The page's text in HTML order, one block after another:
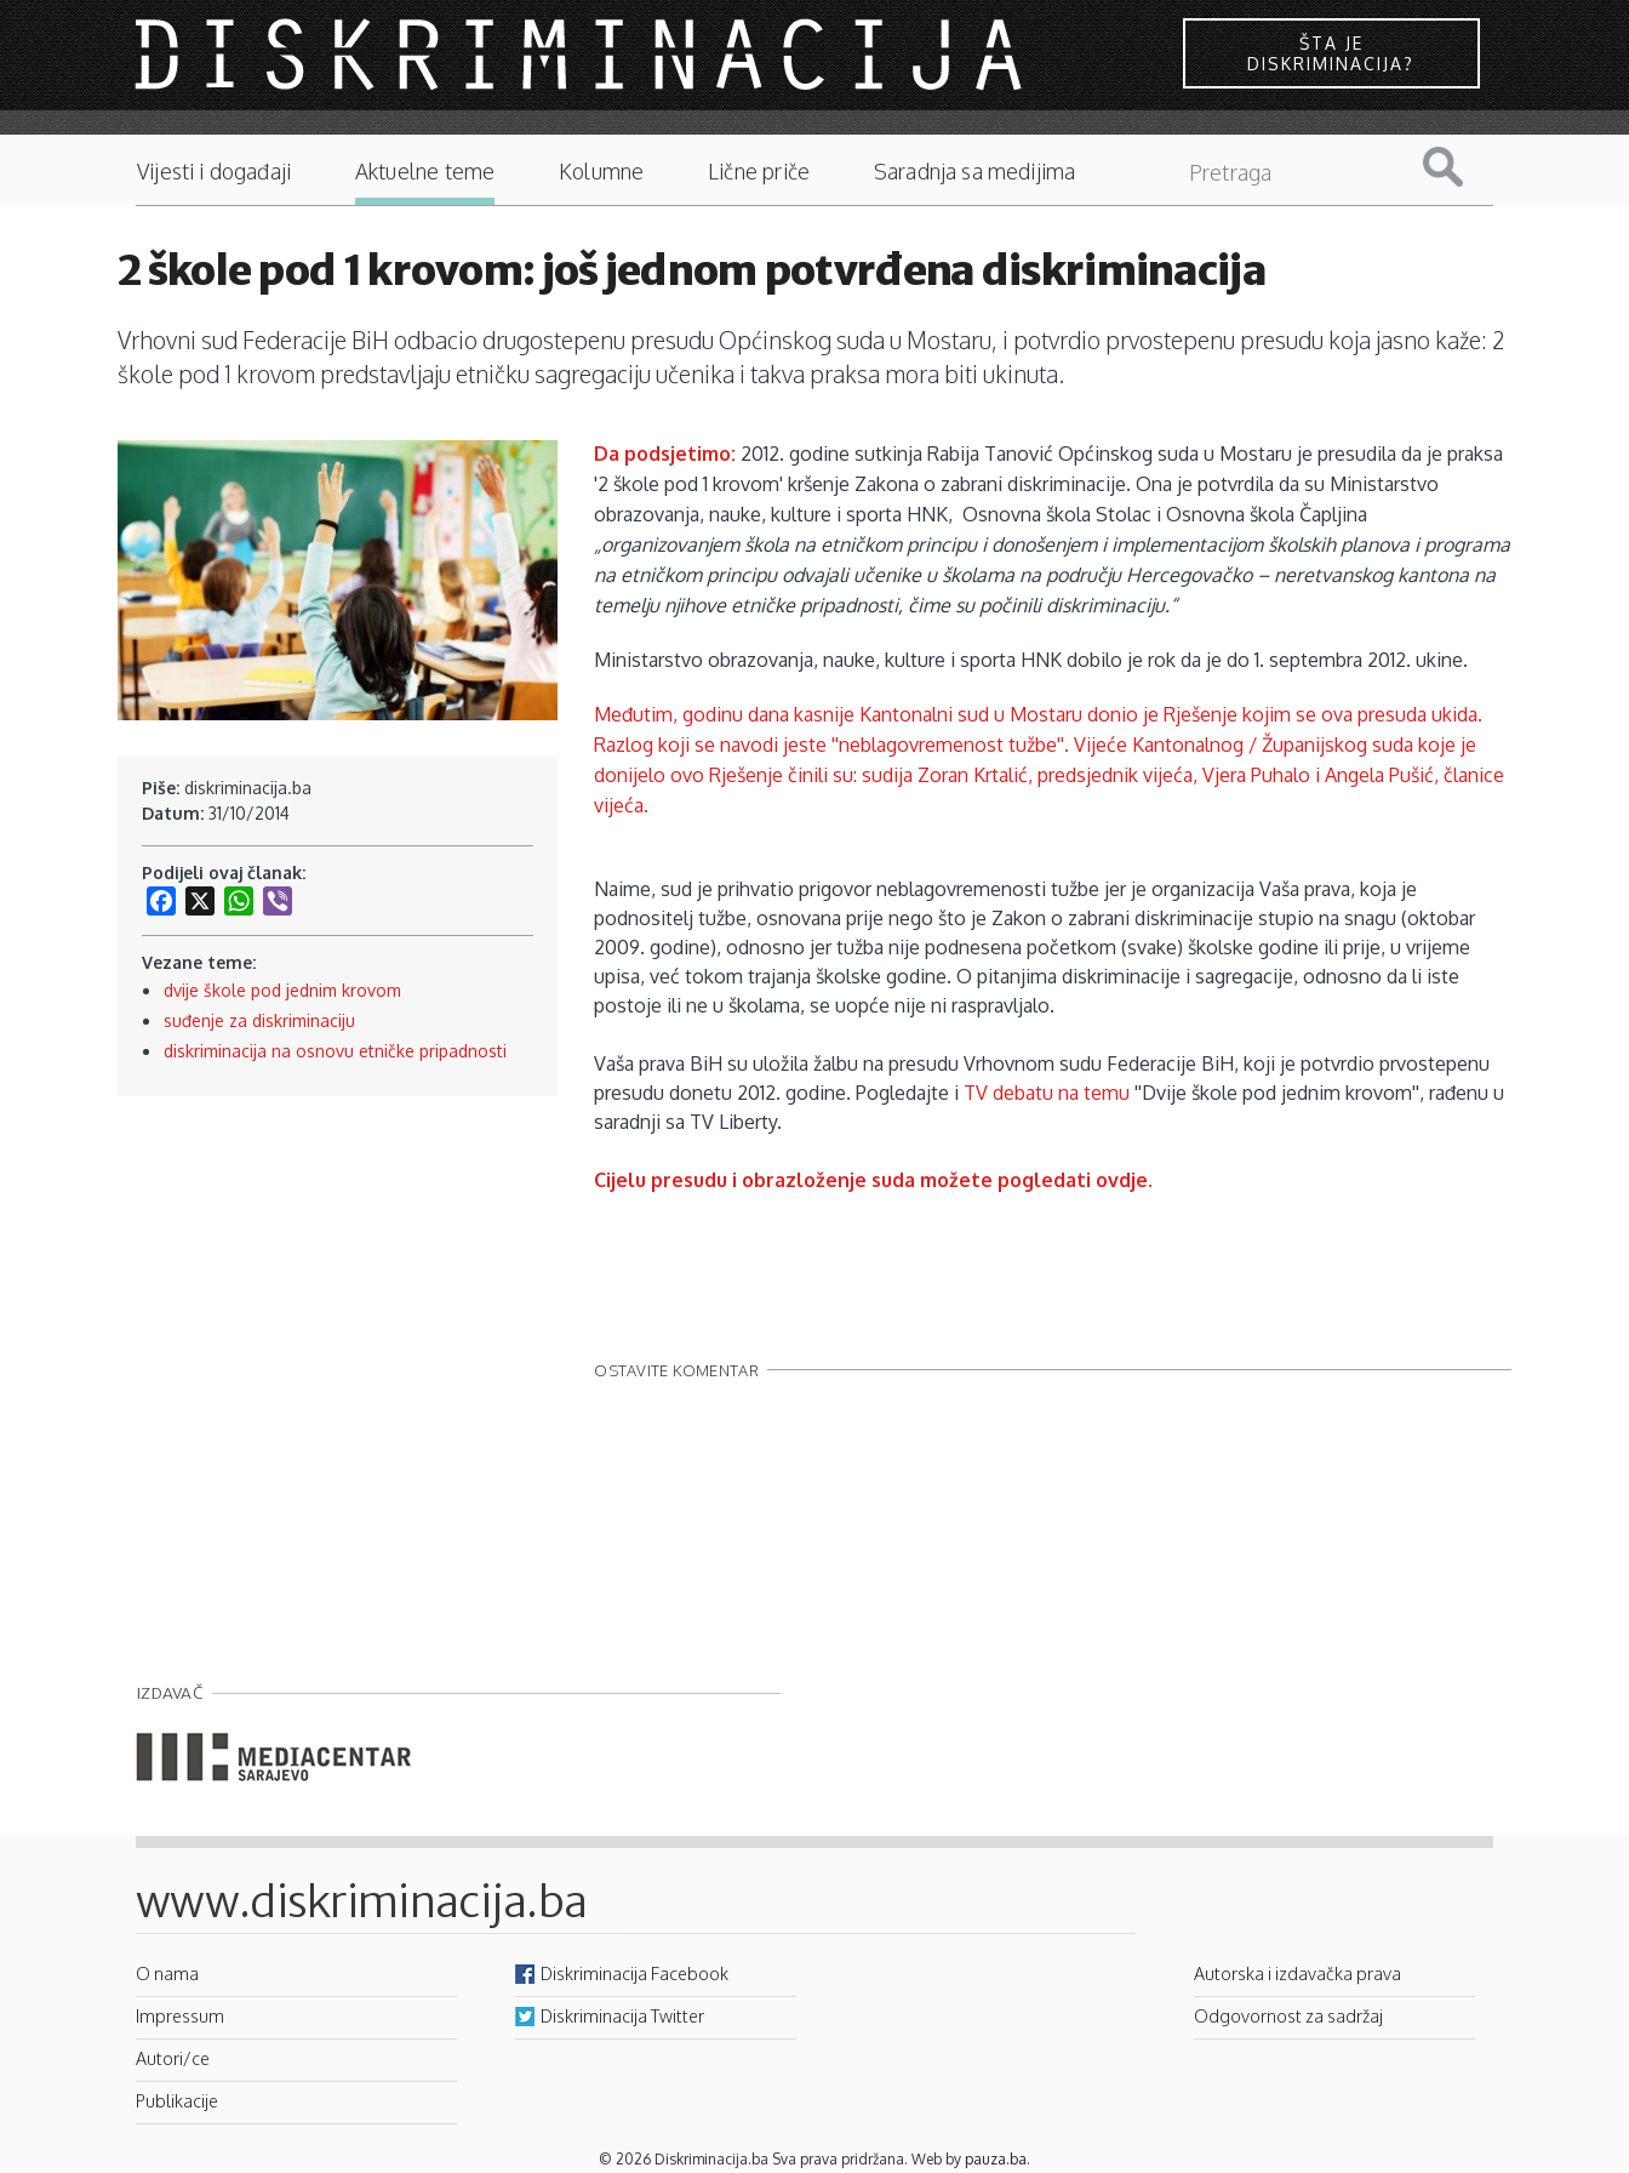
Skip to main content
ŠTA JE
DISKRIMINACIJA?
Main menu
Vijesti i događaji Aktuelne teme Kolumne Lične priče Saradnja sa medijima
2 škole pod 1 krovom: još jednom potvrđena diskriminacija
Vrhovni sud Federacije BiH odbacio drugostepenu presudu Općinskog suda u Mostaru, i potvrdio prvostepenu presudu koja jasno kaže: 2
škole pod 1 krovom predstavljaju etničku sagregaciju učenika i takva praksa mora biti ukinuta.
Piše: diskriminacija.ba
Datum: 31/10/2014
Podijeli ovaj članak:
Facebook
WhatsApp
Vezane teme:
dvije škole pod jednim krovom
suđenje za diskriminaciju
diskriminacija na osnovu etničke pripadnosti
Da podsjetimo: 2012. godine sutkinja Rabija Tanović Općinskog suda u Mostaru je presudila da je praksa
'2 škole pod 1 krovom' kršenje Zakona o zabrani diskriminacije. Ona je potvrdila da su Ministarstvo
obrazovanja, nauke, kulture i sporta HNK, Osnovna škola Stolac i Osnovna škola Čapljina
„organizovanjem škola na etničkom principu i donošenjem i implementacijom školskih planova i programa
na etničkom principu odvajali učenike u školama na području Hercegovačko – neretvanskog kantona na
temelju njihove etničke pripadnosti, čime su počinili diskriminaciju.“
Ministarstvo obrazovanja, nauke, kulture i sporta HNK dobilo je rok da je do 1. septembra 2012. ukine.
Međutim,godinu dana kasnije Kantonalni sud u Mostaru donio je Rješenje kojim se ova presuda ukida.
Razlog koji se navodi jeste ''neblagovremenost tužbe''. Vijeće Kantonalnog / Županijskog suda koje je
donijelo ovo Rješenje činili su: sudija Zoran Krtalić, predsjednik vijeća, Vjera Puhalo i Angela Pušić, članice
vijeća.
Naime, sud je prihvatio prigovor neblagovremenosti tužbe jer je organizacija Vaša prava, koja je
podnositelj tužbe, osnovana prije nego što je Zakon o zabrani diskriminacije stupio na snagu (oktobar
2009. godine), odnosno jer tužba nije podnesena početkom (svake) školske godine ili prije, u vrijeme
upisa, već tokom trajanja školske godine. O pitanjima diskriminacije i sagregacije, odnosno da li iste
postoje ili ne u školama, se uopće nije ni raspravljalo.
Vaša prava BiH su uložila žalbu na presudu Vrhovnom sudu Federacije BiH, koji je potvrdio prvostepenu
presudu donetu 2012. godine. Pogledajte i TV debatu na temu''Dvije škole pod jednim krovom'', rađenu u
saradnji sa TV Liberty.
Cijelu presudu i obrazloženje suda možete pogledati ovdje.
OSTAVITE KOMENTAR
IZDAVAČ
www.diskriminacija.ba
O nama
Impressum
Autori/ce
Publikacije
Diskriminacija Facebook
Diskriminacija Twitter
Autorska i izdavačka prava
Odgovornost za sadržaj
© 2026 Diskriminacija.ba Sva prava pridržana. Web by pauza.ba.